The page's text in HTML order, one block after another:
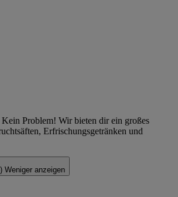
Problem! Wir bieten dir ein großes
Erfrischungsgetränken und
Weniger anzeigen